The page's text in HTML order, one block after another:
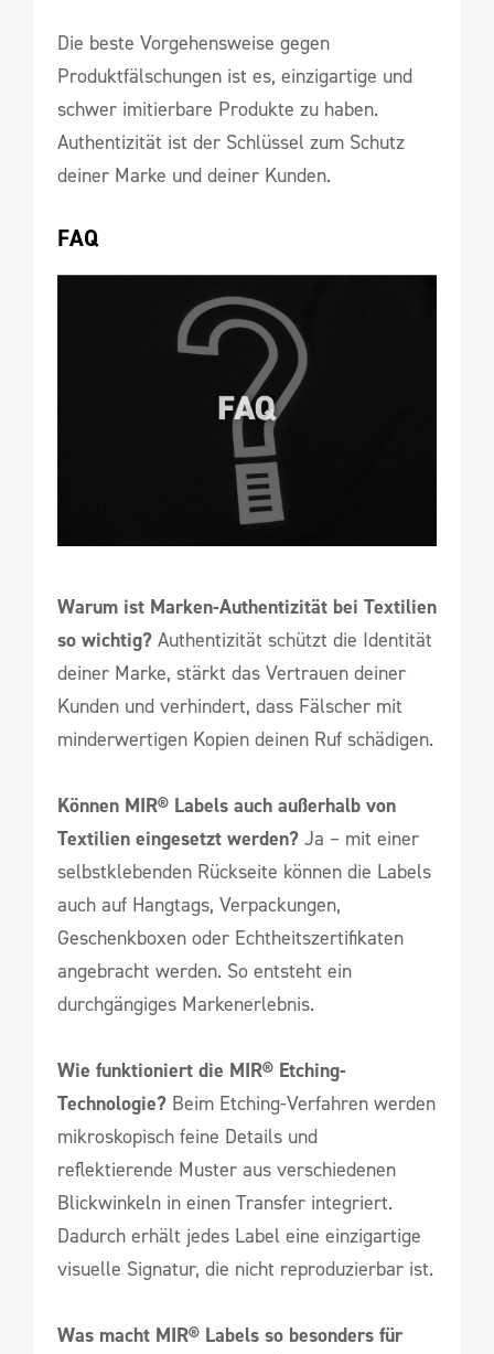
Die beste Vorgehensweise gegen
Produktfälschungen ist es, einzigartige und
schwer imitierbare Produkte zu haben.
Authentizität ist der Schlüssel zum Schutz
deiner Marke und deiner Kunden.
FAQ
Warum ist Marken-Authentizität bei Textilien
so wichtig? Authentizität schützt die Identität
deiner Marke, stärkt das Vertrauen deiner
Kunden und verhindert, dass Fälscher mit
minderwertigen Kopien deinen Ruf schädigen.
Können MIR® Labels auch außerhalb von
Textilien eingesetzt werden? Ja – mit einer
selbstklebenden Rückseite können die Labels
auch auf Hangtags, Verpackungen,
Geschenkboxen oder Echtheitszertifikaten
angebracht werden. So entsteht ein
durchgängiges Markenerlebnis.
Wie funktioniert die MIR® Etching-
Technologie? Beim Etching-Verfahren werden
mikroskopisch feine Details und
reflektierende Muster aus verschiedenen
Blickwinkeln in einen Transfer integriert.
Dadurch erhält jedes Label eine einzigartige
visuelle Signatur, die nicht reproduzierbar ist.
Was macht MIR® Labels so besonders für